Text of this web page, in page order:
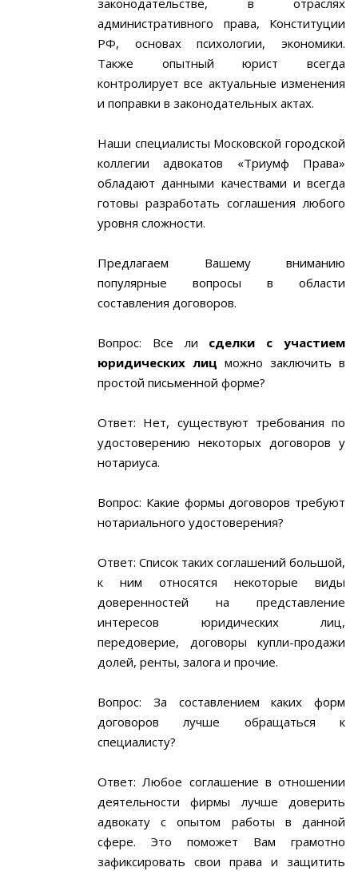
законодательстве, в отраслях
административного права, Конституции
РФ, основах психологии, экономики.
Также опытный юрист всегда
контролирует все актуальные изменения
и поправки в законодательных актах.
Наши специалисты Московской городской
коллегии адвокатов «Триумф Права»
обладают данными качествами и всегда
готовы разработать соглашения любого
уровня сложности.
Предлагаем Вашему вниманию
популярные вопросы в области
составления договоров.
Вопрос: Все ли сделки с участием
юридических лиц можно заключить в
простой письменной форме?
Ответ: Нет, существуют требования по
удостоверению некоторых договоров у
нотариуса.
Вопрос: Какие формы договоров требуют
нотариального удостоверения?
Ответ: Список таких соглашений большой,
к ним относятся некоторые виды
доверенностей на представление
интересов юридических лиц,
передоверие, договоры купли-продажи
долей, ренты, залога и прочие.
Вопрос: За составлением каких форм
договоров лучше обращаться к
специалисту?
Ответ: Любое соглашение в отношении
деятельности фирмы лучше доверить
адвокату с опытом работы в данной
сфере. Это поможет Вам грамотно
зафиксировать свои права и защитить